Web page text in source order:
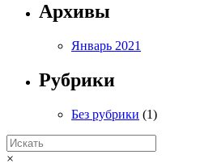
Архивы
Январь 2021
Рубрики
Без рубрики (1)
×